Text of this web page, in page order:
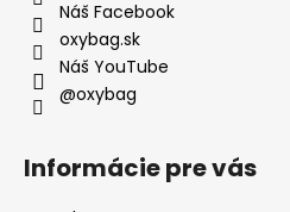
Náš Facebook
oxybag.sk
Náš YouTube
@oxybag
Informácie pre vás